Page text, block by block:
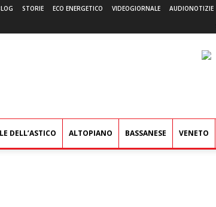
STORIE ECO ENERGETICO VIDEOGIORNALE AUDIONOTIZIE
DELL’ASTICO ALTOPIANO BASSANESE VENETO